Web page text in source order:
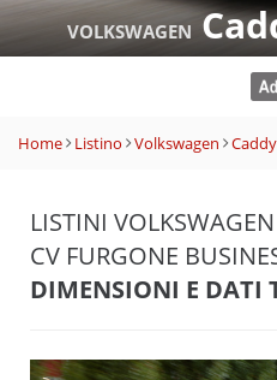
VOLKSWAGEN
Home Listino Volkswagen Caddy
LISTINI
CV FURGONE
DIMENSIONI E DATI